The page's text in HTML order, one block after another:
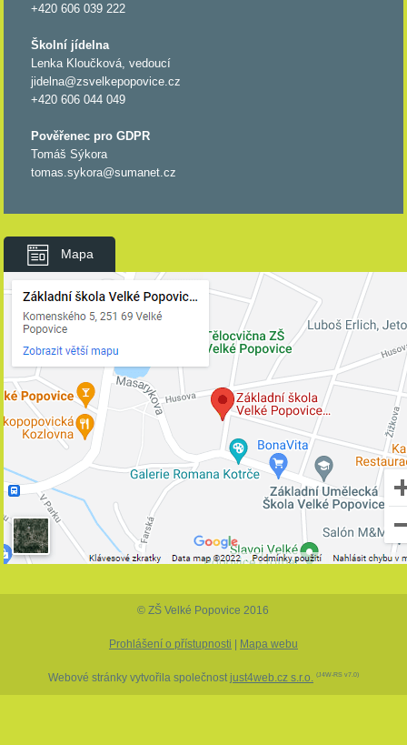
+420 606 039 222
Školní jídelna
Lenka Kloučková, vedoucí
jidelna@zsvelkepopovice.cz
+420 606 044 049
Pověřenec pro GDPR
Tomáš Sýkora
tomas.sykora@sumanet.cz
Mapa
© ZŠ Velké Popovice 2016
Prohlášení o přístupnosti Mapa webu
Webové stránky vytvořila společnost just4web.cz s.r.o. (J4W-RS v7.0)